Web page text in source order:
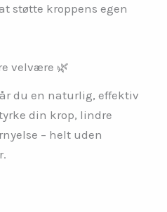
støtte kroppens egen
velvære 🌿
du en naturlig, effektiv
din krop, lindre
– helt uden